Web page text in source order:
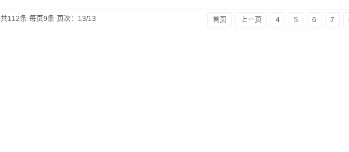
共112条 每页9条 页次：13/13 首页 上一页 4 5 6 7